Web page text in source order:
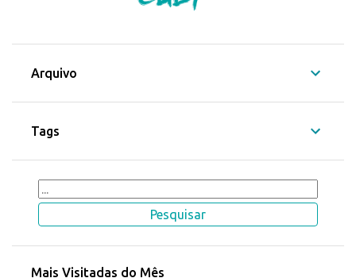
Arquivo
Tags
Mais Visitadas do Mês